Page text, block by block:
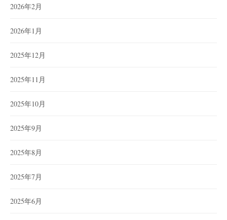
2026年2月
2026年1月
2025年12月
2025年11月
2025年10月
2025年9月
2025年8月
2025年7月
2025年6月